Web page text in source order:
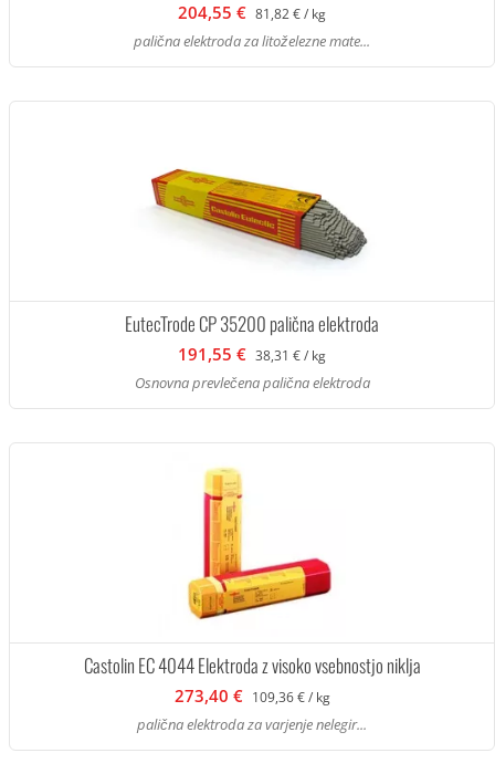
204,55 € 81,82 € / kg
palična elektroda za litoželezne mate...
EutecTrode CP 35200 palična elektroda
191,55 € 38,31 € / kg
Osnovna prevlečena palična elektroda
Castolin EC 4044 Elektroda z visoko vsebnostjo niklja
273,40 € 109,36 € / kg
palična elektroda za varjenje nelegir...